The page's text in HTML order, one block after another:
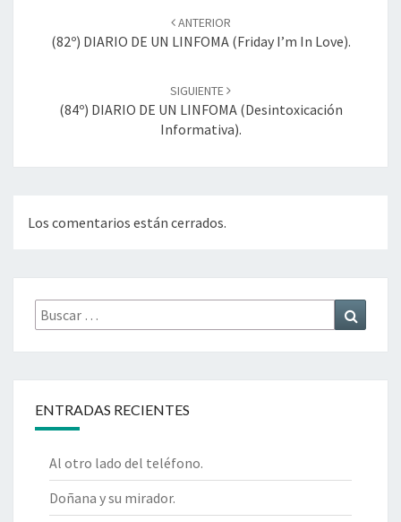
entradas
ANTERIOR
(82º) DIARIO DE UN LINFOMA (Friday I’m In Love).
SIGUIENTE
(84º) DIARIO DE UN LINFOMA (desintoxicación
Informativa).
Los comentarios están cerrados.
Buscar
por:
ENTRADAS RECIENTES
Al otro lado del teléfono.
Doñana y su mirador.